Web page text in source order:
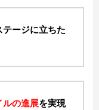
ージに立ちた
ルの進展を実現